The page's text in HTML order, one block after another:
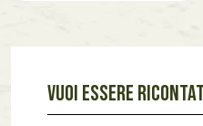
VUOI ESSERE